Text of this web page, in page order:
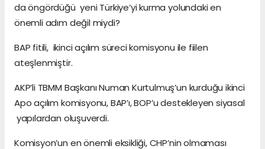
da öngördüğü yeni Türkiye’yi kurma yolundaki en
önemli adım değil miydi?
BAP fitili, ikinci açılım süreci komisyonu ile fiilen
ateşlenmiştir.
AKP’li TBMM Başkanı Numan Kurtulmuş’un kurduğu ikinci
Apo açılım komisyonu, BAP’ı, BOP’u destekleyen siyasal
yapılardan oluşuverdi.
Komisyon’un en önemli eksikliği, CHP’nin olmaması